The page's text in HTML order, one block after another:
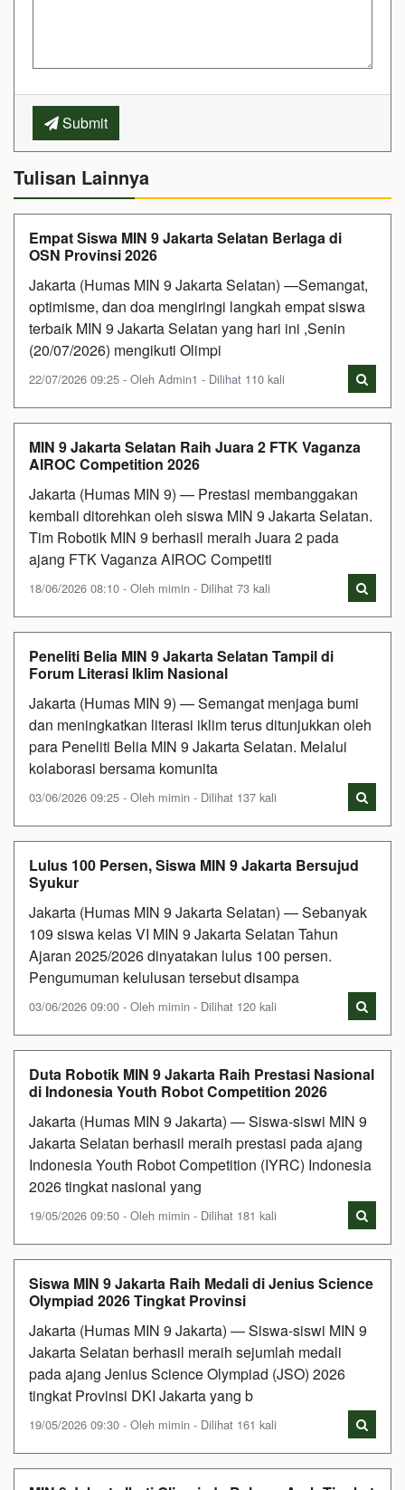
Submit
Tulisan Lainnya
Empat Siswa MIN 9 Jakarta Selatan Berlaga di
OSN Provinsi 2026
Jakarta (Humas MIN 9 Jakarta Selatan) —Semangat,
optimisme, dan doa mengiringi langkah empat siswa
terbaik MIN 9 Jakarta Selatan yang hari ini ,Senin
(20/07/2026) mengikuti Olimpi
22/07/2026 09:25 - Oleh Admin1 - Dilihat 110 kali
MIN 9 Jakarta Selatan Raih Juara 2 FTK Vaganza
AIROC Competition 2026
Jakarta (Humas MIN 9) — Prestasi membanggakan
kembali ditorehkan oleh siswa MIN 9 Jakarta Selatan.
Tim Robotik MIN 9 berhasil meraih Juara 2 pada
ajang FTK Vaganza AIROC Competiti
18/06/2026 08:10 - Oleh mimin - Dilihat 73 kali
Peneliti Belia MIN 9 Jakarta Selatan Tampil di
Forum Literasi Iklim Nasional
Jakarta (Humas MIN 9) — Semangat menjaga bumi
dan meningkatkan literasi iklim terus ditunjukkan oleh
para Peneliti Belia MIN 9 Jakarta Selatan. Melalui
kolaborasi bersama komunita
03/06/2026 09:25 - Oleh mimin - Dilihat 137 kali
Lulus 100 Persen, Siswa MIN 9 Jakarta Bersujud
Syukur
Jakarta (Humas MIN 9 Jakarta Selatan) — Sebanyak
109 siswa kelas VI MIN 9 Jakarta Selatan Tahun
Ajaran 2025/2026 dinyatakan lulus 100 persen.
Pengumuman kelulusan tersebut disampa
03/06/2026 09:00 - Oleh mimin - Dilihat 120 kali
Duta Robotik MIN 9 Jakarta Raih Prestasi Nasional
di Indonesia Youth Robot Competition 2026
Jakarta (Humas MIN 9 Jakarta) — Siswa-siswi MIN 9
Jakarta Selatan berhasil meraih prestasi pada ajang
Indonesia Youth Robot Competition (IYRC) Indonesia
2026 tingkat nasional yang
19/05/2026 09:50 - Oleh mimin - Dilihat 181 kali
Siswa MIN 9 Jakarta Raih Medali di Jenius Science
Olympiad 2026 Tingkat Provinsi
Jakarta (Humas MIN 9 Jakarta) — Siswa-siswi MIN 9
Jakarta Selatan berhasil meraih sejumlah medali
pada ajang Jenius Science Olympiad (JSO) 2026
tingkat Provinsi DKI Jakarta yang b
19/05/2026 09:30 - Oleh mimin - Dilihat 161 kali